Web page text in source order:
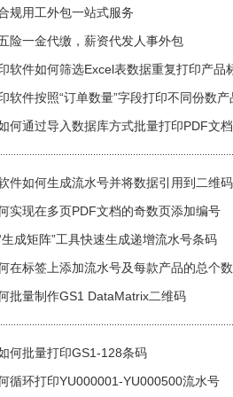
规用工外包一站式服务
险一金代缴，薪资代发人事外包
软件如何筛选Excel表数据重复打印产品
软件按照“订单数量”字段打印不同份数产
何通过导入数据库方式批量打印PDF文档
件如何生成流水号并将数据引用到二维
实现在多页PDF文档的奇数页添加编号
成矩阵”工具快速生成递增流水号条码
在标签上添加流水号及每款产品的总个数
批量制作GS1 DataMatrix二维码
何批量打印GS1-128条码
循环打印YU000001-YU000500流水号